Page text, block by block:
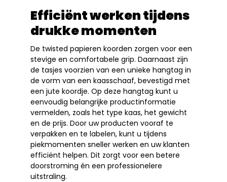
Efficiënt werken tijdens
drukke momenten
De twisted papieren koorden zorgen voor een
stevige en comfortabele grip. Daarnaast zijn
de tasjes voorzien van een unieke hangtag in
de vorm van een kaasschaaf, bevestigd met
een jute koordje. Op deze hangtag kunt u
eenvoudig belangrijke productinformatie
vermelden, zoals het type kaas, het gewicht
en de prijs. Door uw producten vooraf te
verpakken en te labelen, kunt u tijdens
piekmomenten sneller werken en uw klanten
efficiënt helpen. Dit zorgt voor een betere
doorstroming én een professionelere
uitstraling.